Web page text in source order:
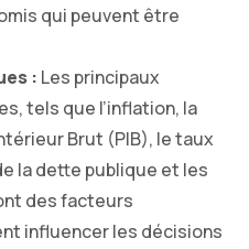
qui peuvent être
: Les principaux
tels que l’inflation, la
Brut (PIB), le taux
la dette publique et les
des facteurs
influencer les décisions